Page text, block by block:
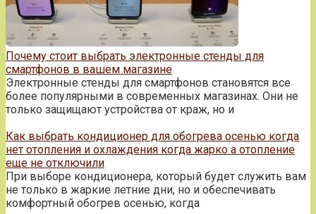
Почему стоит выбрать электронные стенды для
смартфонов в вашем магазине
Электронные стенды для смартфонов становятся все
более популярными в современных магазинах. Они не
только защищают устройства от краж, но и
Как выбрать кондиционер для обогрева осенью когда
нет отопления и охлаждения когда жарко а отопление
еще не отключили
При выборе кондиционера, который будет служить вам
не только в жаркие летние дни, но и обеспечивать
комфортный обогрев осенью, когда